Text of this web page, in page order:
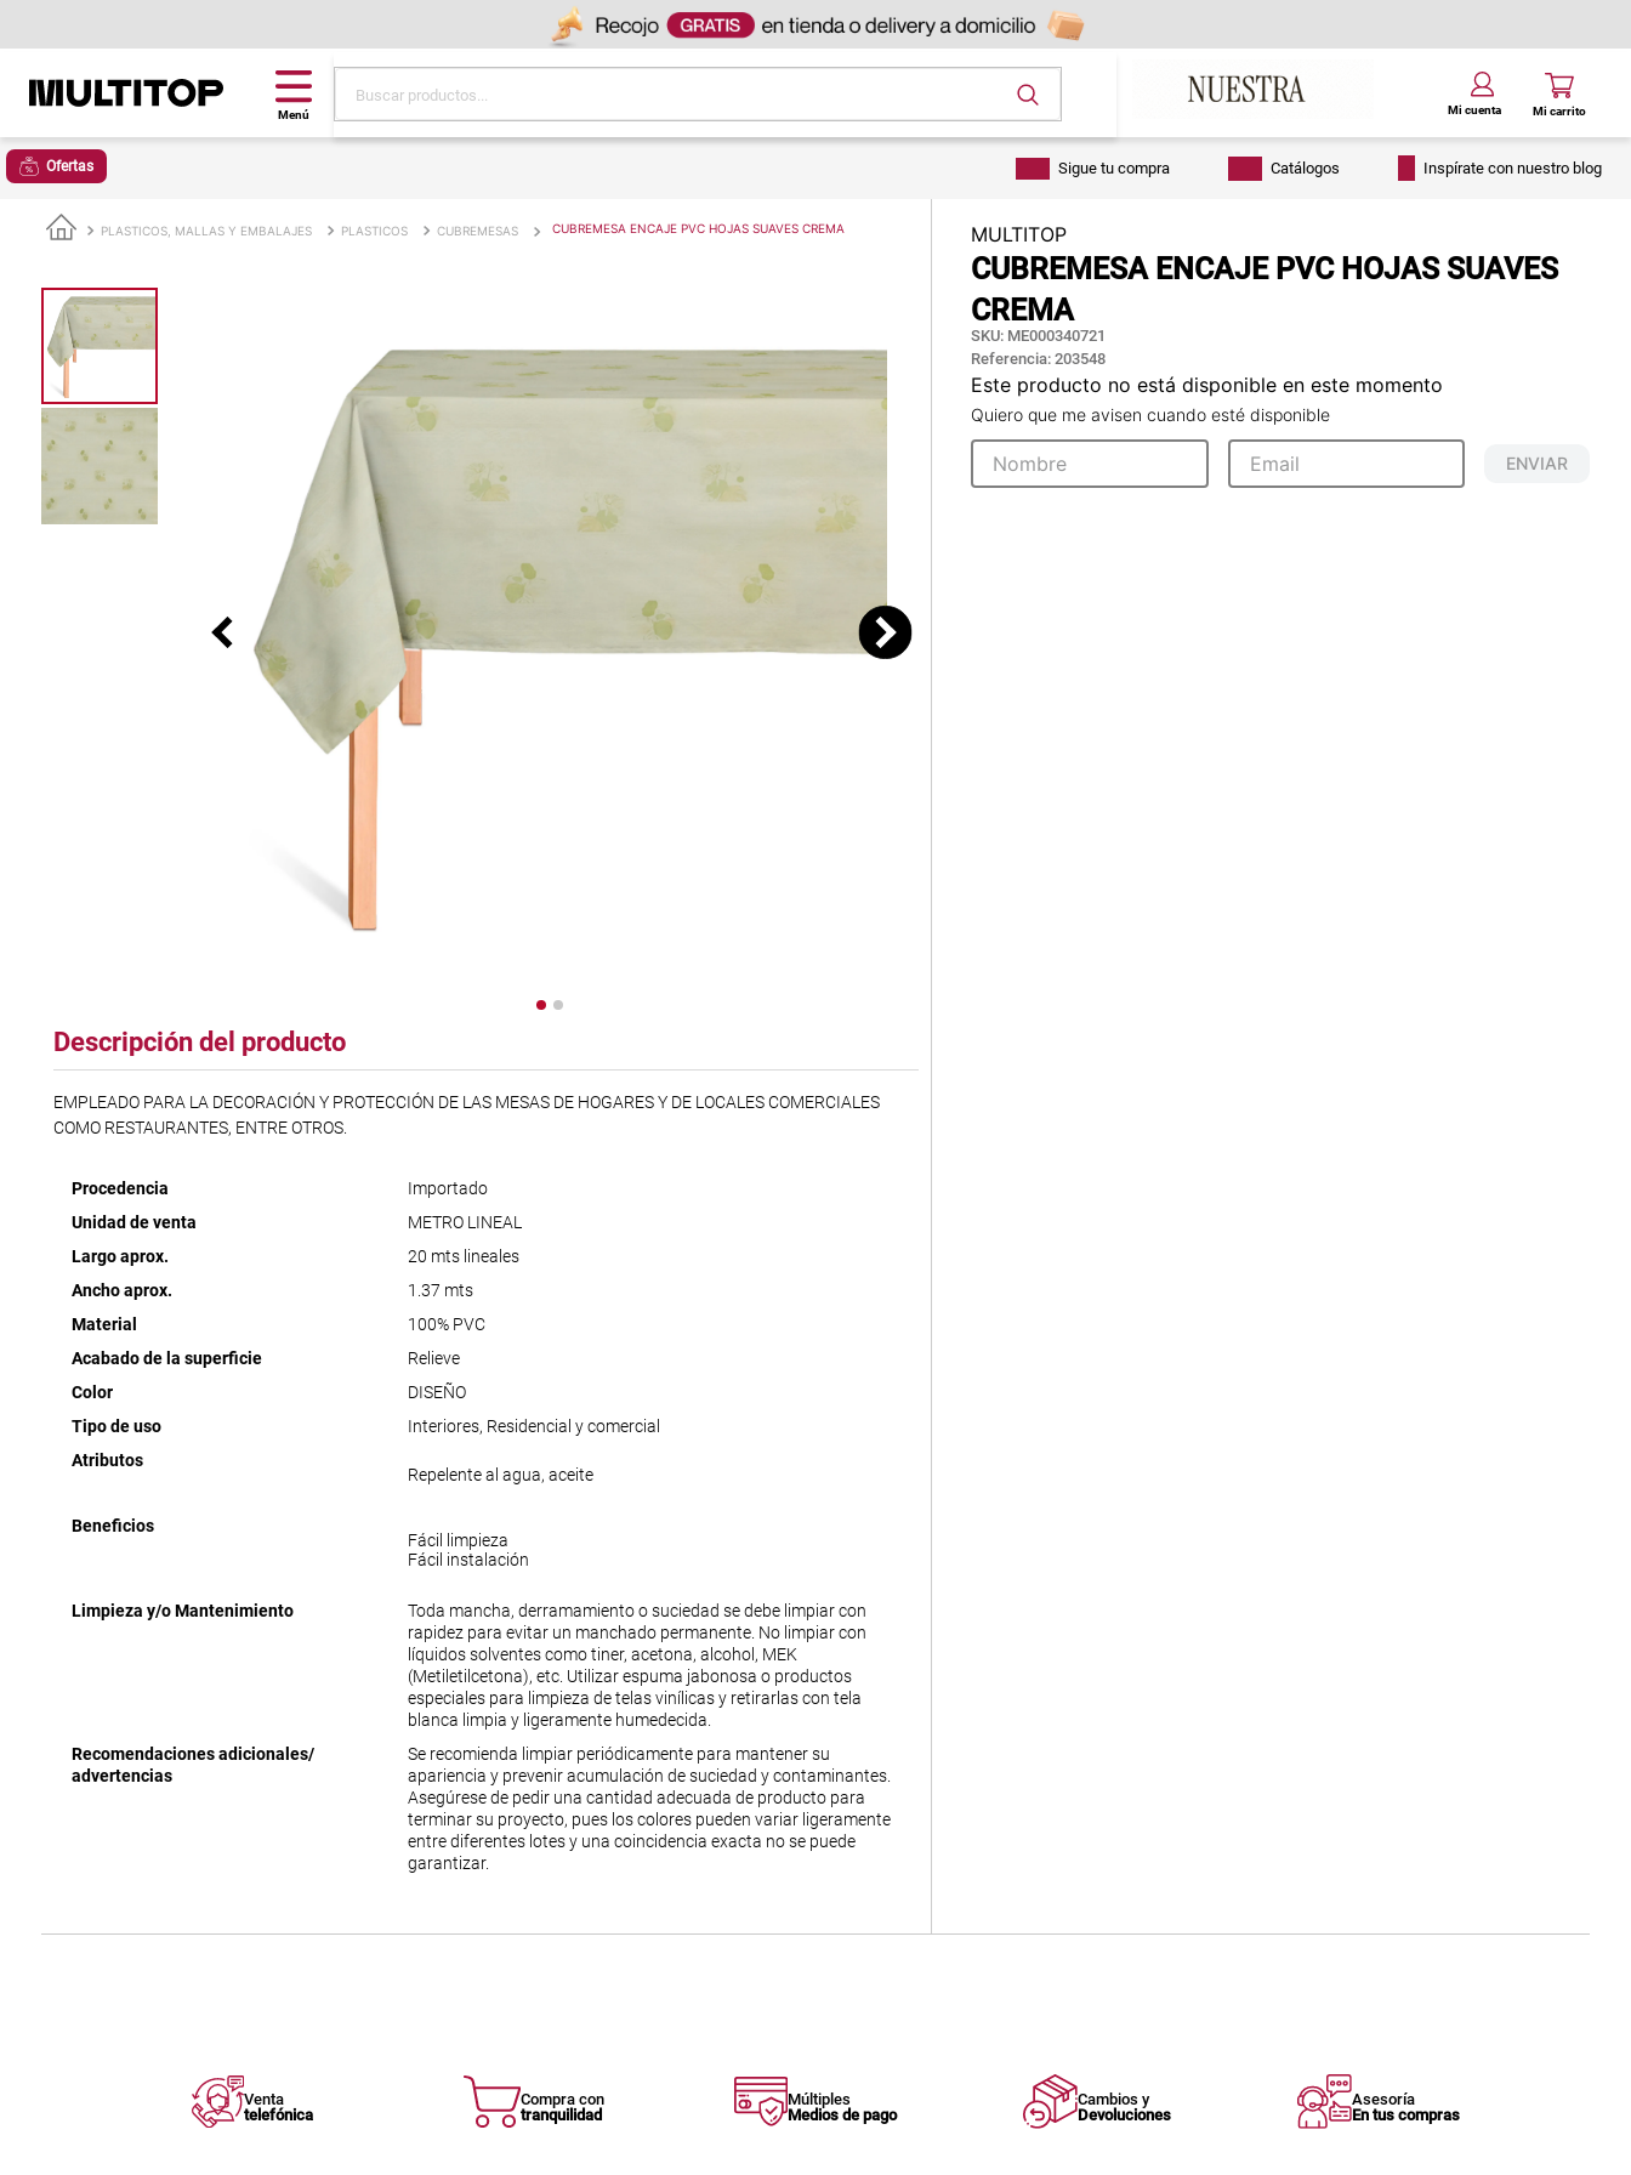
Ofertas Sigue tu compra Catálogos Inspírate con nuestro blog
PLASTICOS, MALLAS Y EMBALAJES PLASTICOS CUBREMESAS CUBREMESA ENCAJE PVC HOJAS SUAVES CREMA
Descripción del producto
EMPLEADO PARA LA DECORACIÓN Y PROTECCIÓN DE LAS MESAS DE HOGARES Y DE LOCALES COMERCIALES
COMO RESTAURANTES, ENTRE OTROS.
Procedencia
Importado
Unidad de venta
METRO LINEAL
Largo aprox.
20 mts lineales
Ancho aprox.
1.37 mts
Material
100% PVC
Acabado de la superficie
Relieve
Color
DISEÑO
Tipo de uso
Interiores, Residencial y comercial
Atributos
Repelente al agua, aceite
Beneficios
Fácil limpieza
Fácil instalación
Limpieza y/o Mantenimiento
Toda mancha, derramamiento o suciedad se debe limpiar con
rapidez para evitar un manchado permanente. No limpiar con
líquidos solventes como tiner, acetona, alcohol, MEK
(Metiletilcetona), etc. Utilizar espuma jabonosa o productos
especiales para limpieza de telas vinílicas y retirarlas con tela
blanca limpia y ligeramente humedecida.
Recomendaciones adicionales/
advertencias
Se recomienda limpiar periódicamente para mantener su
apariencia y prevenir acumulación de suciedad y contaminantes.
Asegúrese de pedir una cantidad adecuada de producto para
terminar su proyecto, pues los colores pueden variar ligeramente
entre diferentes lotes y una coincidencia exacta no se puede
garantizar.
MULTITOP
CUBREMESA ENCAJE PVC HOJAS SUAVES
CREMA
SKU: ME000340721
Referencia: 203548
Este producto no está disponible en este momento
Quiero que me avisen cuando esté disponible
ENVIAR
Venta
telefónica
Compra con
tranquilidad
Múltiples
Medios de pago
Cambios y
Devoluciones
Asesoría
En tus compras
alfombra
tela
piso
tapete